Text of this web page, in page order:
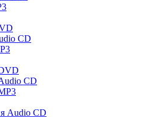
CD
CD
Audio CD